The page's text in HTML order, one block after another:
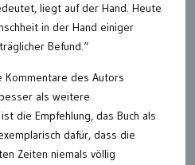
liegt auf der Hand. Heute
in der Hand einiger
Befund.“
des Autors
als weitere
die Empfehlung, das Buch als
dafür, dass die
Zeiten niemals völlig